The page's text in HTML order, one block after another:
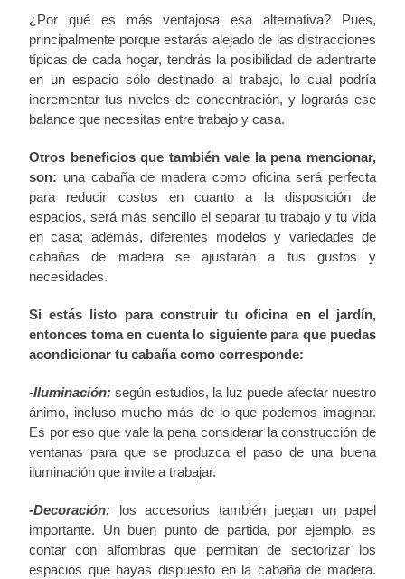
¿Por qué es más ventajosa esa alternativa? Pues,
principalmente porque estarás alejado de las distracciones
típicas de cada hogar, tendrás la posibilidad de adentrarte
en un espacio sólo destinado al trabajo, lo cual podría
incrementar tus niveles de concentración, y lograrás ese
balance que necesitas entre trabajo y casa.
Otros beneficios que también vale la pena mencionar,
son: una cabaña de madera como oficina será perfecta
para reducir costos en cuanto a la disposición de
espacios, será más sencillo el separar tu trabajo y tu vida
en casa; además, diferentes modelos y variedades de
cabañas de madera se ajustarán a tus gustos y
necesidades.
Si estás listo para construir tu oficina en el jardín,
entonces toma en cuenta lo siguiente para que puedas
acondicionar tu cabaña como corresponde:
-Iluminación: según estudios, la luz puede afectar nuestro
ánimo, incluso mucho más de lo que podemos imaginar.
Es por eso que vale la pena considerar la construcción de
ventanas para que se produzca el paso de una buena
iluminación que invite a trabajar.
-Decoración: los accesorios también juegan un papel
importante. Un buen punto de partida, por ejemplo, es
contar con alfombras que permitan de sectorizar los
espacios que hayas dispuesto en la cabaña de madera.